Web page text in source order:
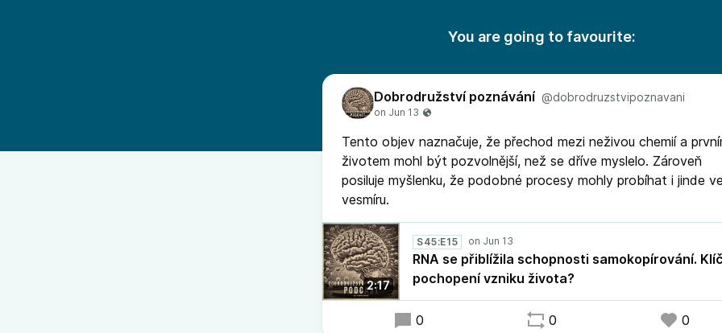
You are going to favourite:
Dobrodružství poznávání @dobrodruzstvipoznavani
Tento objev naznačuje, že přechod mezi neživou chemií a
životem mohl být pozvolnější, než se dříve myslelo. Zároveň
posiluje myšlenku, že podobné procesy mohly probíhat i jinde
vesmíru.
2:17
S45:E15
RNA se přiblížila schopnosti samokopírování.
pochopení vzniku života?
0 0 0